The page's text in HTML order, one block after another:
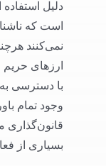
دلیل استفاده
است که
نمی‌کنند
ارزهای
با دسترسی به
وجود تمام
بسیاری از